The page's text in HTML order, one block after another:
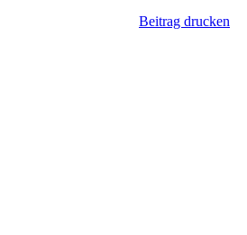
Beitrag drucken